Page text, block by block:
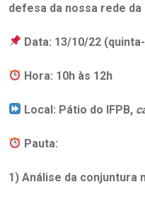
defesa da nossa rede
Data: 13/10/22
Hora: 10h às 12h
Local: Pátio do IFPB,
Pauta:
1) Análise da conjuntura